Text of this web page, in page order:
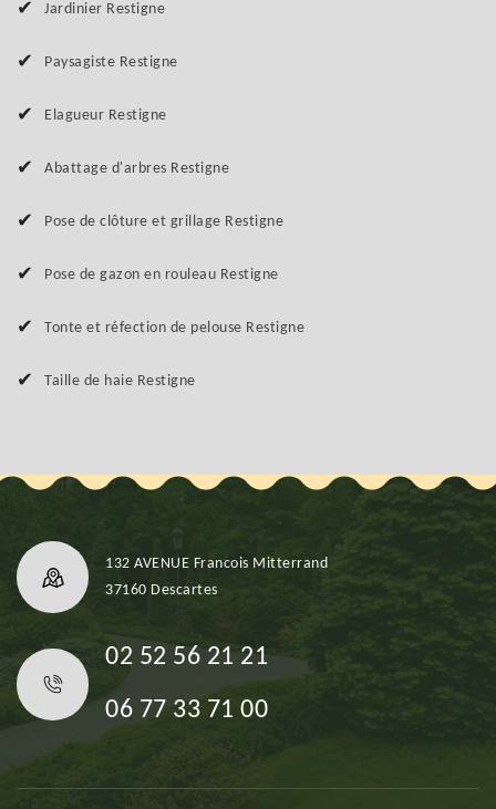
Jardinier Restigne
Paysagiste Restigne
Elagueur Restigne
Abattage d'arbres Restigne
Pose de clôture et grillage Restigne
Pose de gazon en rouleau Restigne
Tonte et réfection de pelouse Restigne
Taille de haie Restigne
132 AVENUE Francois Mitterrand
37160 Descartes
02 52 56 21 21
06 77 33 71 00